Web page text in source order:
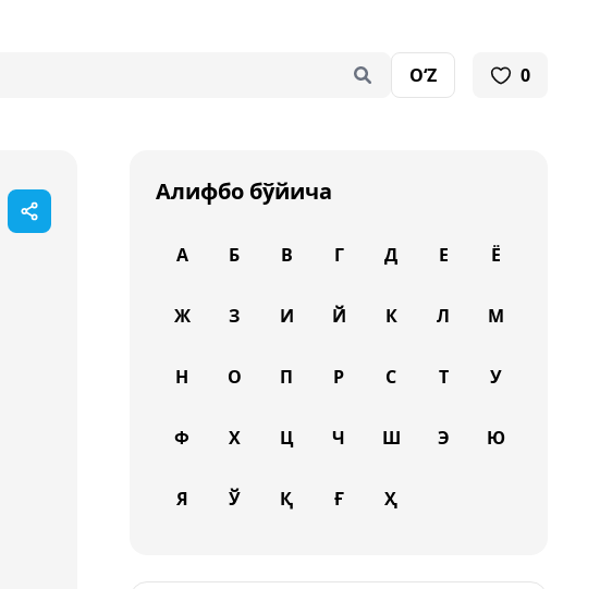
O‘Z 0
Алифбо бўйича
А Б В Г Д Е Ё
Ж З И Й К Л М
Н О П Р С Т У
Ф Х Ц Ч Ш Э Ю
Я Ў Қ Ғ Ҳ